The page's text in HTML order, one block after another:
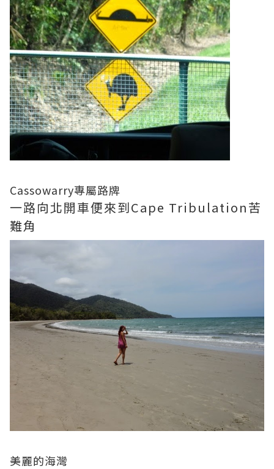
Cassowarry專屬路牌
一路向北開車便來到Cape Tribulation苦
難角
美麗的海灣